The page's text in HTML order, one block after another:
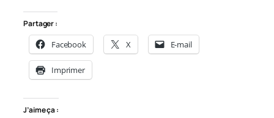
Partager :
Facebook X E-mail
Imprimer
J’aime ça :